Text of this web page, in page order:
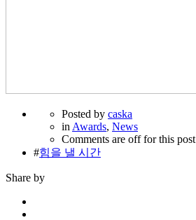
Posted by caska
in Awards, News
Comments are off for this post
#힘을 낼 시간
Share by